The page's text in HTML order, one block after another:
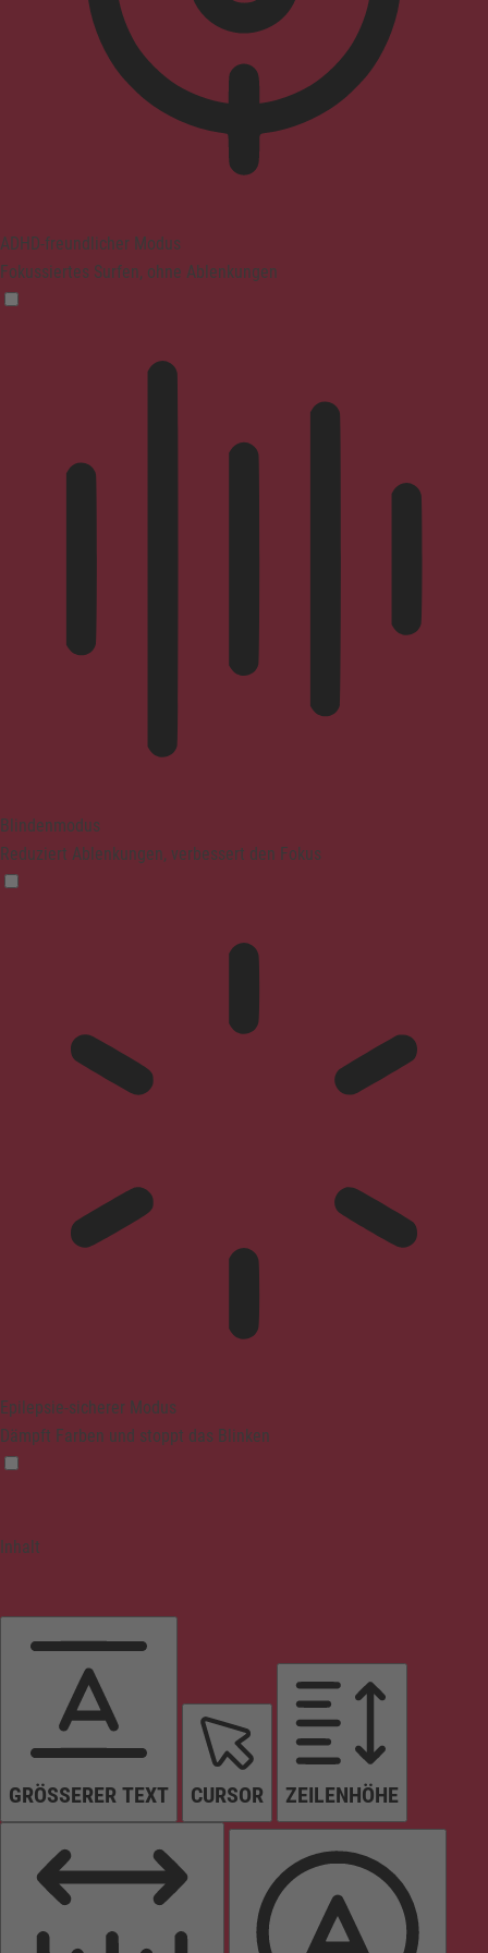
ADHD-freundlicher Modus
Fokussiertes Surfen, ohne Ablenkungen
Blindenmodus
Reduziert Ablenkungen, verbessert den Fokus
Epilepsie-sicherer Modus
Dämpft Farben und stoppt das Blinken
Inhalt
GRÖSSERER TEXT CURSOR ZEILENHÖHE